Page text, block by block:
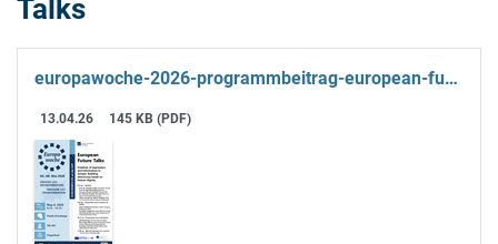
Talks
europawoche-2026-programmbeitrag-european-future-talks.pdf
13.04.26 145 KB (PDF)